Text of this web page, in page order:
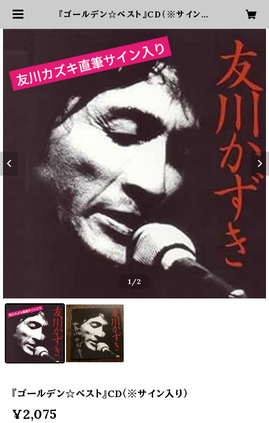
『ゴールデン☆ベスト』CD（※サイン入
1 /2
『ゴールデン☆ベスト』CD（※サイン入り）
¥2,075